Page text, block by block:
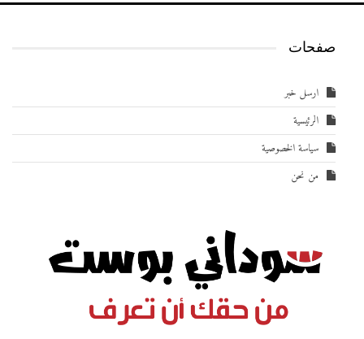
صفحات
ارسل خبر
الرئيسية
سياسة الخصوصية
من نحن